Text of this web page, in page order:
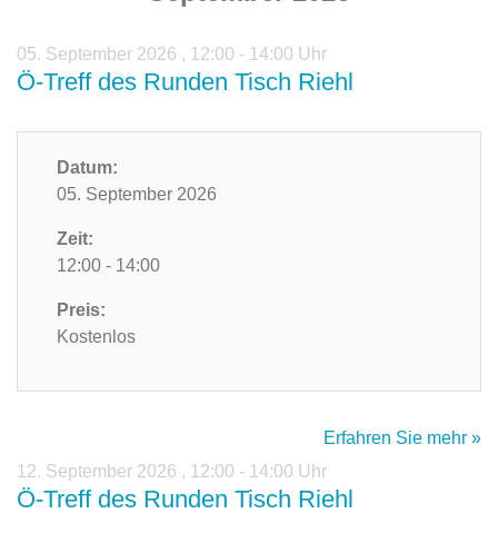
05. September 2026 , 12:00 - 14:00 Uhr
Ö-Treff des Runden Tisch Riehl
Datum:
05. September 2026
Zeit:
12:00 - 14:00
Preis:
Kostenlos
Erfahren Sie mehr »
12. September 2026 , 12:00 - 14:00 Uhr
Ö-Treff des Runden Tisch Riehl